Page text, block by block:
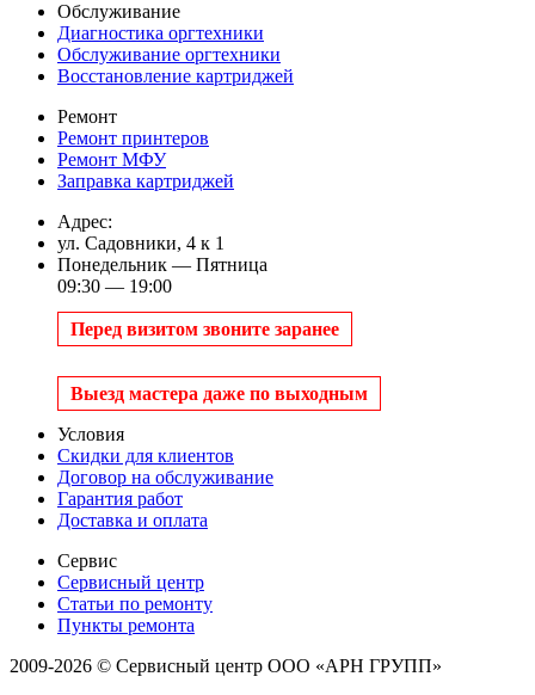
Обслуживание
Диагностика оргтехники
Обслуживание оргтехники
Восстановление картриджей
Ремонт
Ремонт принтеров
Ремонт МФУ
Заправка картриджей
Адрес:
ул. Садовники, 4 к 1
Понедельник — Пятница
09:30 — 19:00
Перед визитом звоните заранее
Выезд мастера даже по выходным
Условия
Скидки для клиентов
Договор на обслуживание
Гарантия работ
Доставка и оплата
Сервис
Сервисный центр
Статьи по ремонту
Пункты ремонта
2009-2026 © Сервисный центр ООО «АРН ГРУПП»